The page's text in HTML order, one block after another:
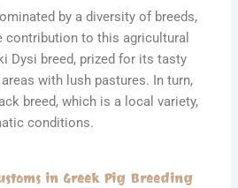
by a diversity of breeds,
contribution to this agricultural
Dysi breed, prized for its tasty
with lush pastures. In turn,
breed, which is a local variety,
conditions.
in Greek Pig Breeding